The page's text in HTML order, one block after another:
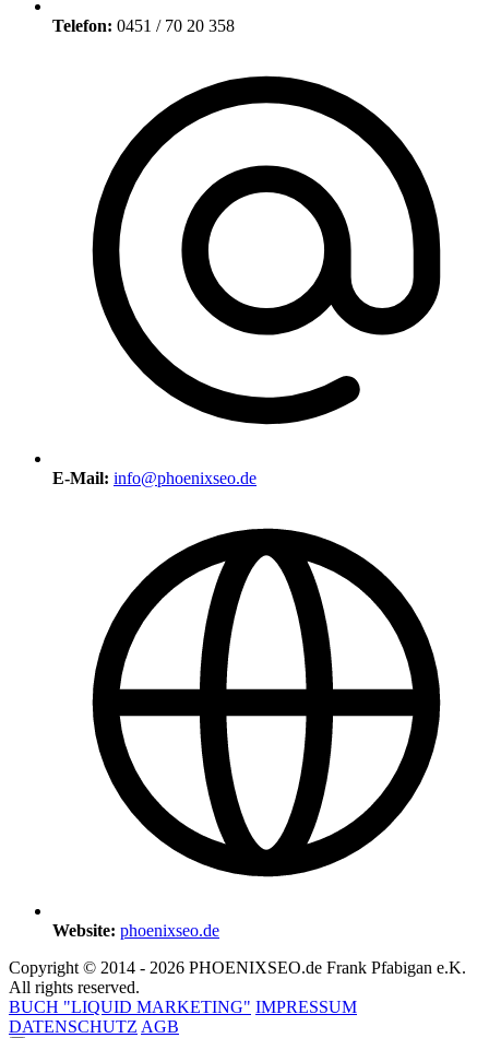
Telefon: 0451 / 70 20 358
E-Mail: info@phoenixseo.de
Website: phoenixseo.de
Copyright © 2014 - 2026 PHOENIXSEO.de Frank Pfabigan e.K.
All rights reserved.
BUCH "LIQUID MARKETING" IMPRESSUM
DATENSCHUTZ AGB